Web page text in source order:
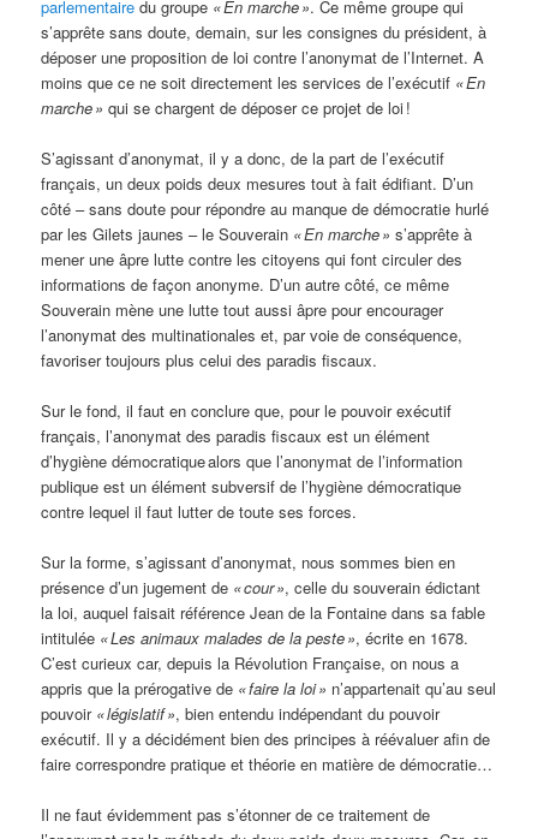
parlementaire du groupe « En marche ». Ce même groupe qui
s’apprête sans doute, demain, sur les consignes du président, à
déposer une proposition de loi contre l’anonymat de l’Internet. A
moins que ce ne soit directement les services de l’exécutif « En
marche » qui se chargent de déposer ce projet de loi !
S’agissant d’anonymat, il y a donc, de la part de l’exécutif
français, un deux poids deux mesures tout à fait édifiant. D’un
côté – sans doute pour répondre au manque de démocratie hurlé
par les Gilets jaunes – le Souverain « En marche » s’apprête à
mener une âpre lutte contre les citoyens qui font circuler des
informations de façon anonyme. D’un autre côté, ce même
Souverain mène une lutte tout aussi âpre pour encourager
l’anonymat des multinationales et, par voie de conséquence,
favoriser toujours plus celui des paradis fiscaux.
Sur le fond, il faut en conclure que, pour le pouvoir exécutif
français, l’anonymat des paradis fiscaux est un élément
d’hygiène démocratique alors que l’anonymat de l’information
publique est un élément subversif de l’hygiène démocratique
contre lequel il faut lutter de toute ses forces.
Sur la forme, s’agissant d’anonymat, nous sommes bien en
présence d’un jugement de « cour », celle du souverain édictant
la loi, auquel faisait référence Jean de la Fontaine dans sa fable
intitulée « Les animaux malades de la peste », écrite en 1678.
C’est curieux car, depuis la Révolution Française, on nous a
appris que la prérogative de « faire la loi » n’appartenait qu’au seul
pouvoir « législatif », bien entendu indépendant du pouvoir
exécutif. Il y a décidément bien des principes à réévaluer afin de
faire correspondre pratique et théorie en matière de démocratie…
Il ne faut évidemment pas s’étonner de ce traitement de